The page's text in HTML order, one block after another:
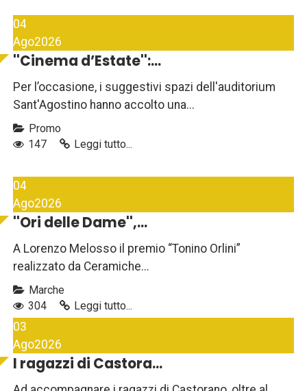
04
Ago2026
''Cinema d’Estate'':...
Per l’occasione, i suggestivi spazi dell'auditorium
Sant'Agostino hanno accolto una...
Promo
147
Leggi tutto...
04
Ago2026
''Ori delle Dame'',...
A Lorenzo Melosso il premio “Tonino Orlini”
realizzato da Ceramiche...
Marche
304
Leggi tutto...
03
Ago2026
I ragazzi di Castora...